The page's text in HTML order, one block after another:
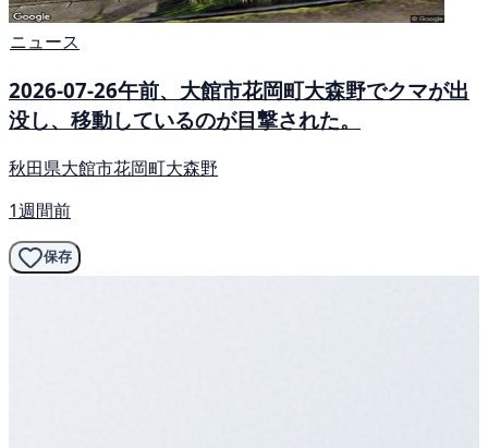
ニュース
2026-07-26午前、大館市花岡町大森野でクマが出
没し、移動しているのが目撃された。
秋田県大館市花岡町大森野
1週間前
保存